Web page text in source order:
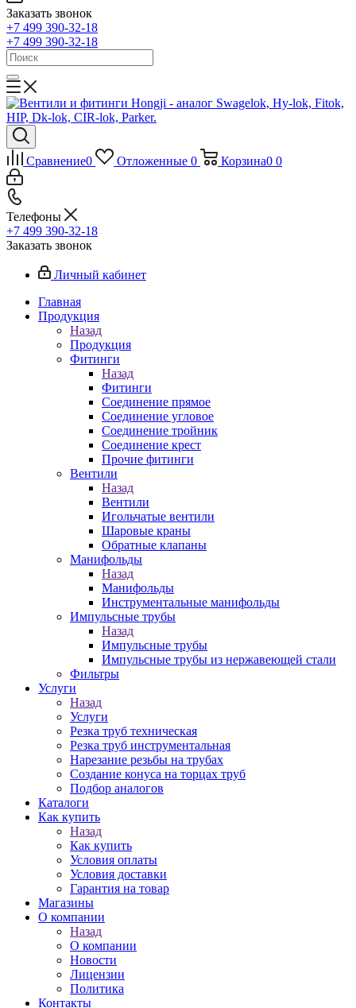
Заказать звонок
+7 499 390-32-18
+7 499 390-32-18
Сравнение0 Отложенные 0 Корзина0 0
Телефоны
+7 499 390-32-18
Заказать звонок
Личный кабинет
Главная
Продукция
Назад
Продукция
Фитинги
Назад
Фитинги
Соединение прямое
Соединение угловое
Соединение тройник
Соединение крест
Прочие фитинги
Вентили
Назад
Вентили
Игольчатые вентили
Шаровые краны
Обратные клапаны
Манифольды
Назад
Манифольды
Инструментальные манифольды
Импульсные трубы
Назад
Импульсные трубы
Импульсные трубы из нержавеющей стали
Фильтры
Услуги
Назад
Услуги
Резка труб техническая
Резка труб инструментальная
Нарезание резьбы на трубах
Создание конуса на торцах труб
Подбор аналогов
Каталоги
Как купить
Назад
Как купить
Условия оплаты
Условия доставки
Гарантия на товар
Магазины
О компании
Назад
О компании
Новости
Лицензии
Политика
Контакты